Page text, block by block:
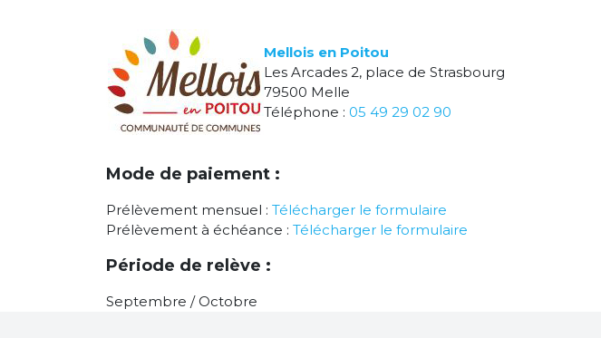
Mellois en Poitou
Les Arcades 2, place de Strasbourg
79500 Melle
Téléphone : 05 49 29 02 90
Mode de paiement :
Prélèvement mensuel : Télécharger le formulaire
Prélèvement à échéance : Télécharger le formulaire
Période de relève :
Septembre / Octobre